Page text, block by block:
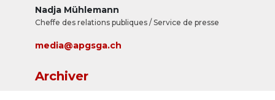
Nadja Mühlemann
Cheffe des relations publiques / Service de presse
media@apgsga.ch
Archiver